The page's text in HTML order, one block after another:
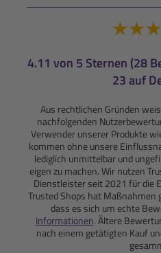
4.11 von 5 Sternen (28
23 auf
Aus rechtlichen Gründen
nachfolgenden
Verwender unserer Produkte
kommen ohne unsere
lediglich unmittelbar und
eigen zu machen. Wir nutzen
Dienstleister seit 2021 für die
Trusted Shops hat
dass es sich um echte
Informationen. Ältere
nach einem getätigten Kauf